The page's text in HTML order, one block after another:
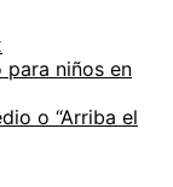
niños en
o “Arriba el